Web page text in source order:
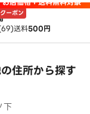
前ーポン
送料500円
住所から探す
下